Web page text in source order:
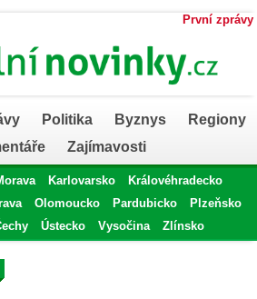
První zprávy
Politika Byznys
Regiony
Zajímavosti
Karlovarsko
Královéhradecko
Olomoucko Pardubicko
Plzeňsko
Ústecko Vysočina Zlínsko